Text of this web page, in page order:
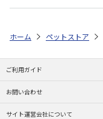
ホーム ペットストア
ご利用ガイド
お問い合わせ
サイト運営会社について